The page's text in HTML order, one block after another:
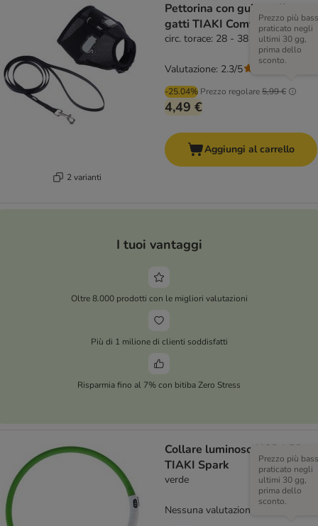
2 varianti
Pettorina con guinzaglio per
gatti TIAKI Comfy
circ. torace: 28 - 38 cm
-25.04% Prezzo regolare5,99 €
Prezzo più
praticato negli
ultimi 30 gg,
prima dello
sconto.
4,49 €
Valutazione: 2.3/5
Aggiungi al carrello
I tuoi vantaggi
Oltre 8.000 prodotti con le migliori valutazioni
Più di 1 milione di clienti soddisfatti
Risparmia fino al 7% con bitiba Zero Stress
Collare luminoso USB LED
TIAKI Spark
verde
Prezzo più
praticato negli
ultimi 30 gg,
prima dello
sconto.
Nessuna valutazione